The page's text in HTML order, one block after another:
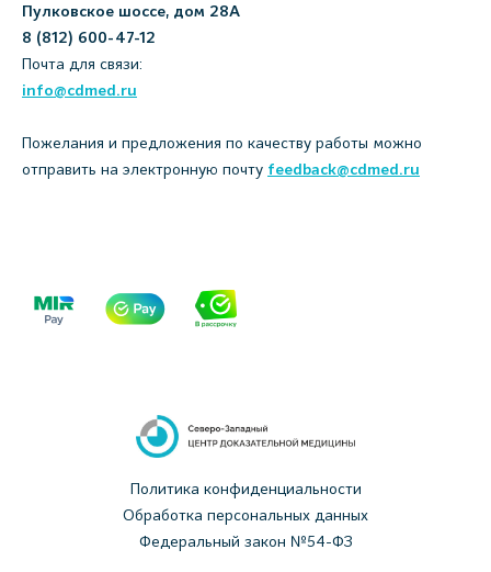
Пулковское шоссе, дом 28А
8 (812) 600-47-12
Почта для связи:
info@cdmed.ru
Пожелания и предложения по качеству работы можно
отправить на электронную почту feedback@cdmed.ru
Политика конфиденциальности
Обработка персональных данных
Федеральный закон №54-ФЗ